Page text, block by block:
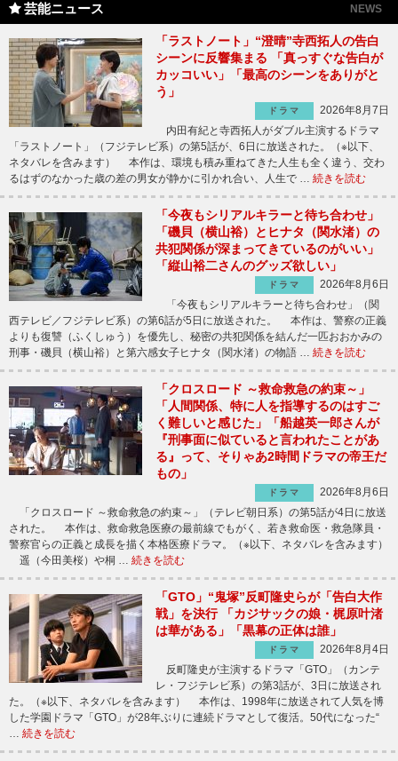
芸能ニュース NEWS
「ラストノート」“澄晴”寺西拓人の告白
シーンに反響集まる 「真っすぐな告白が
カッコいい」「最高のシーンをありがと
う」
ドラマ
2026年8月7日
内田有紀と寺西拓人がダブル主演するドラマ
「ラストノート」（フジテレビ系）の第5話が、6日に放送された。（※以下、
ネタバレを含みます） 本作は、環境も積み重ねてきた人生も全く違う、交わ
るはずのなかった歳の差の男女が静かに引かれ合い、人生で … 続きを読む
「今夜もシリアルキラーと待ち合わせ」
「磯貝（横山裕）とヒナタ（関水渚）の
共犯関係が深まってきているのがいい」
「縦山裕二さんのグッズ欲しい」
ドラマ
2026年8月6日
「今夜もシリアルキラーと待ち合わせ」（関
西テレビ／フジテレビ系）の第6話が5日に放送された。 本作は、警察の正義
よりも復讐（ふくしゅう）を優先し、秘密の共犯関係を結んだ一匹おおかみの
刑事・磯貝（横山裕）と第六感女子ヒナタ（関水渚）の物語 … 続きを読む
「クロスロード ～救命救急の約束～」
「人間関係、特に人を指導するのはすご
く難しいと感じた」「船越英一郎さんが
『刑事面に似ていると言われたことがあ
る』って、そりゃあ2時間ドラマの帝王だ
もの」
ドラマ
2026年8月6日
「クロスロード ～救命救急の約束～」（テレビ朝日系）の第5話が4日に放送
された。 本作は、救命救急医療の最前線でもがく、若き救命医・救急隊員・
警察官らの正義と成長を描く本格医療ドラマ。（※以下、ネタバレを含みます）
遥（今田美桜）や桐 … 続きを読む
「GTO」“鬼塚”反町隆史らが「告白大作
戦」を決行 「カジサックの娘・梶原叶渚
は華がある」「黒幕の正体は誰」
ドラマ
2026年8月4日
反町隆史が主演するドラマ「GTO」（カンテ
レ・フジテレビ系）の第3話が、3日に放送され
た。（※以下、ネタバレを含みます） 本作は、1998年に放送されて人気を博
した学園ドラマ「GTO」が28年ぶりに連続ドラマとして復活。50代になった“
続きを読む